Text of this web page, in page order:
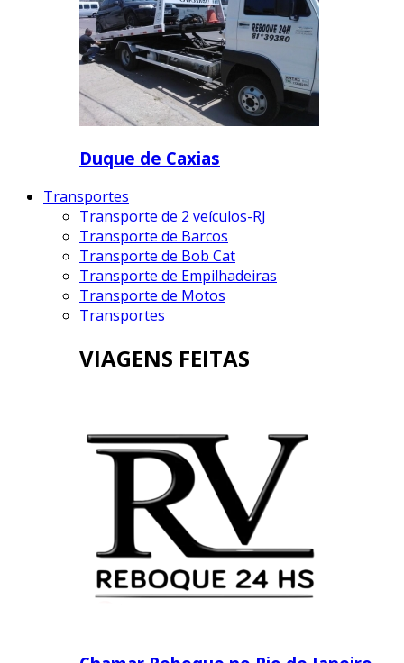
Duque de Caxias
Transportes
Transporte de 2 veículos-RJ
Transporte de Barcos
Transporte de Bob Cat
Transporte de Empilhadeiras
Transporte de Motos
Transportes
VIAGENS FEITAS